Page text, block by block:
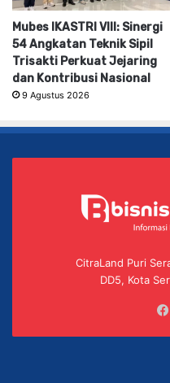
Mubes IKASTRI VIII: Sinergi
54 Angkatan Teknik Sipil
Trisakti Perkuat Jejaring
dan Kontribusi Nasional
9 Agustus 2026
CitraLand Puri
DD5, Kota